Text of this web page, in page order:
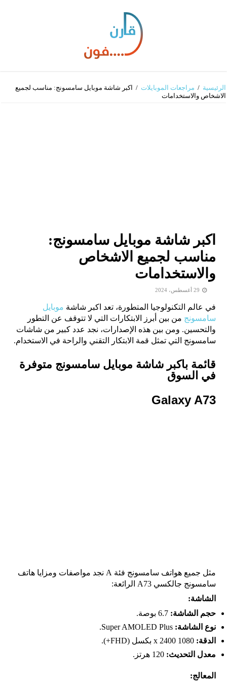
الرئيسية / مراجعات الموبايلات / اكبر شاشة موبايل سامسونج: مناسب لجميع
الاشخاص والاستخدامات
اكبر شاشة موبايل سامسونج:
مناسب لجميع الاشخاص
والاستخدامات
29 أغسطس، 2024
في عالم التكنولوجيا المتطورة، تعد اكبر شاشة موبايل
سامسونج من بين أبرز الابتكارات التي لا تتوقف عن التطور
والتحسين. ومن بين هذه الإصدارات، نجد عدد كبير من شاشات
سامسونج التي تمثل قمة الابتكار التقني والراحة في الاستخدام.
قائمة باكبر شاشة موبايل سامسونج متوفرة
في السوق
Galaxy A73
مثل جميع هواتف سامسونج فئة A نجد
مواصفات ومزايا هاتف
سامسونج جالكسي A73 الرائعة:
الشاشة:
حجم الشاشة: 6.7 بوصة.
نوع الشاشة: Super AMOLED Plus.
الدقة: 1080 x 2400 بكسل (FHD+).
معدل التحديث: 120 هرتز.
المعالج: